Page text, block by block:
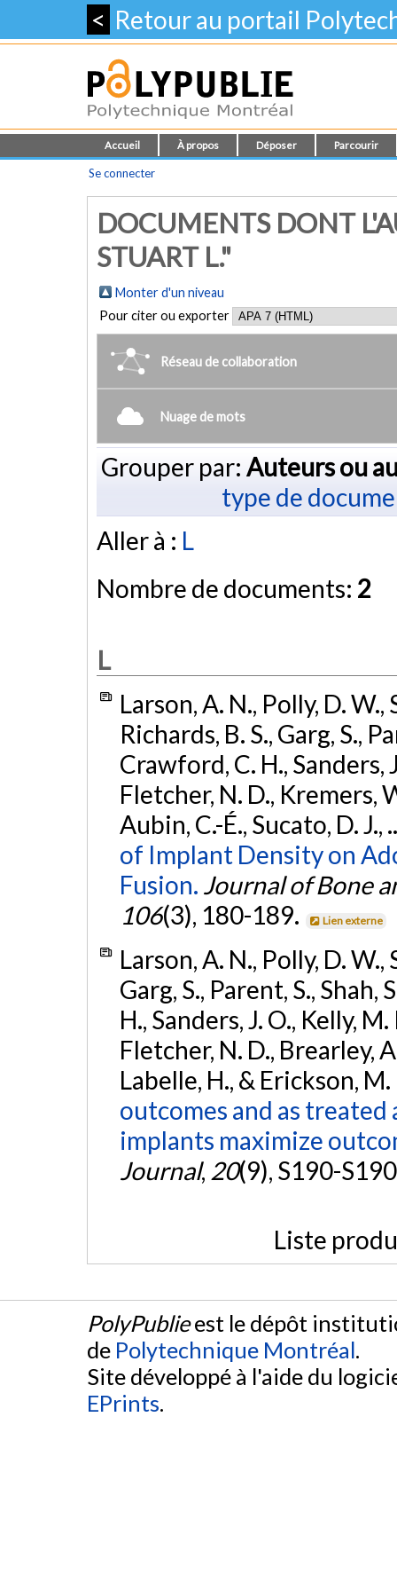
< Retour au portail
Accueil À propos Déposer Parcourir
Se connecter
DOCUMENTS DONT
STUART L."
Monter d'un niveau
Pour citer ou exporter
Réseau de collaboration
Nuage de mots
Grouper par: Auteurs ou
type de
Aller à : L
Nombre de documents: 2
L
Larson, A. N., Polly, D. W.,
Richards, B. S., Garg, S.,
Crawford, C. H., Sanders,
Fletcher, N. D., Kremers,
Aubin, C.-É., Sucato, D.
of Implant Density on
Fusion. Journal of Bone
106(3), 180-189. Lien externe
Larson, A. N., Polly, D. W.,
Garg, S., Parent, S.,
H., Sanders, J. O., Kelly,
Fletcher, N. D., Brearley,
Labelle, H., & Erickson,
outcomes and as
implants maximize
Journal, 20(9), S190-
Liste
PolyPublieest le dépôt
de Polytechnique Montréal.
Site développé à l'aide du
EPrints.